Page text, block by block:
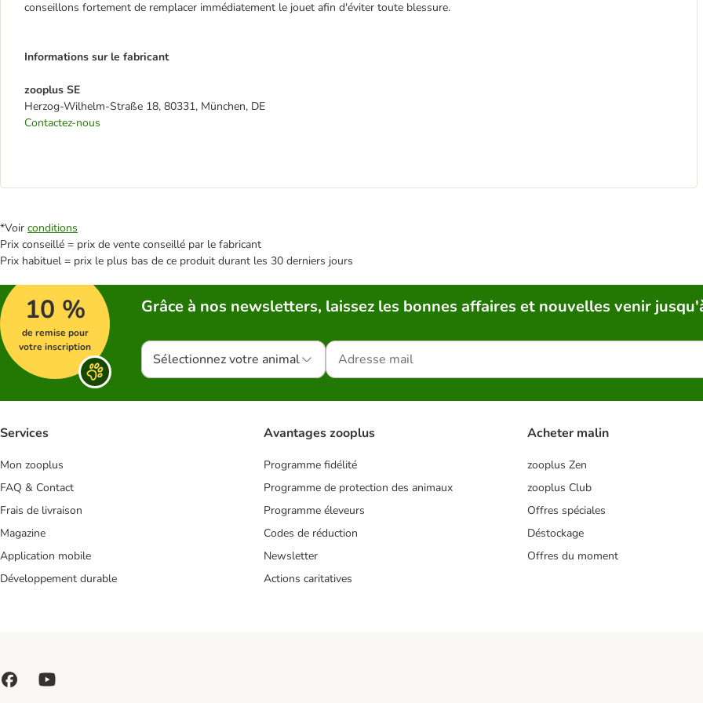
conseillons fortement de remplacer immédiatement le jouet afin d'éviter toute blessure.
Informations sur le fabricant
zooplus SE
Herzog-Wilhelm-Straße 18, 80331, München, DE
Contactez-nous
*Voir conditions
Prix conseillé = prix de vente conseillé par le fabricant
Prix habituel = prix le plus bas de ce produit durant les 30 derniers jours
10 %
de remise pour
votre inscription
Grâce à nos newsletters, laissez les bonnes affaires et nouvelles venir
Sélectionnez votre animal
Services
Mon zooplus
FAQ & Contact
Frais de livraison
Magazine
Application mobile
Développement durable
Avantages zooplus
Programme fidélité
Programme de protection des animaux
Programme éleveurs
Codes de réduction
Newsletter
Actions caritatives
Acheter malin
zooplus Zen
zooplus Club
Offres spéciales
Déstockage
Offres du moment